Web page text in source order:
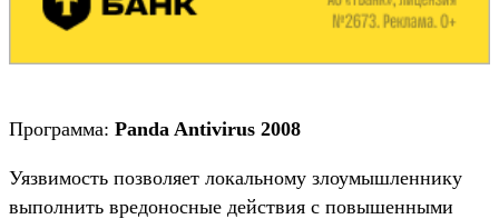
Программа: Panda Antivirus 2008
Уязвимость позволяет локальному злоумышленнику
выполнить вредоносные действия с повышенными